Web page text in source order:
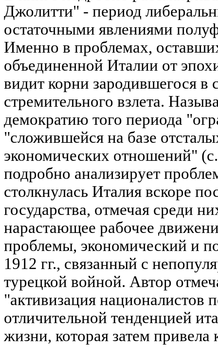
Джолитти" - период
остаточными явлениями
Именно в проблемах,
объединенной Италии от
видит корни зародившегося в
стремительного взлета.
демократию того периода
"сложившейся на базе
экономических отношений"
подробно анализирует
столкнулась Италия вскоре
государства, отмечая среди
нарастающее рабочее
проблемы, экономический и
1912 гг., связанный с
турецкой войной. Автор
"активизация националистов
отличительной тенденцией
жизни, которая затем